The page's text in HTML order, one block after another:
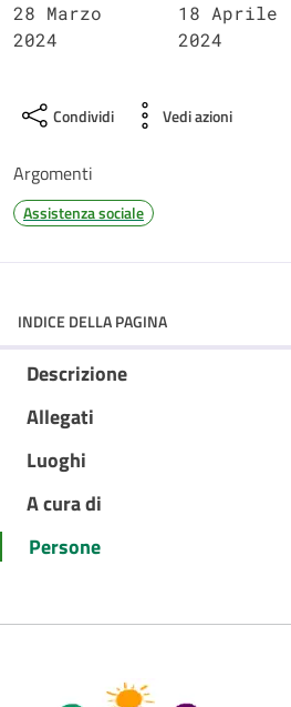
28 Marzo
2024
18 Aprile
2024
Condividi Vedi azioni
Argomenti
Assistenza sociale
INDICE DELLA PAGINA
Descrizione
Allegati
Luoghi
A cura di
Persone